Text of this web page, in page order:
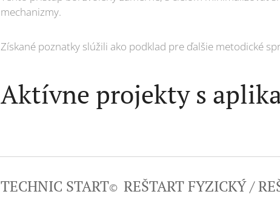
mechanizmy.
Získané poznatky slúžili ako podklad pre ďalšie metodické
Aktívne projekty s
TECHNIC START© REŠTART FYZICKÝ /